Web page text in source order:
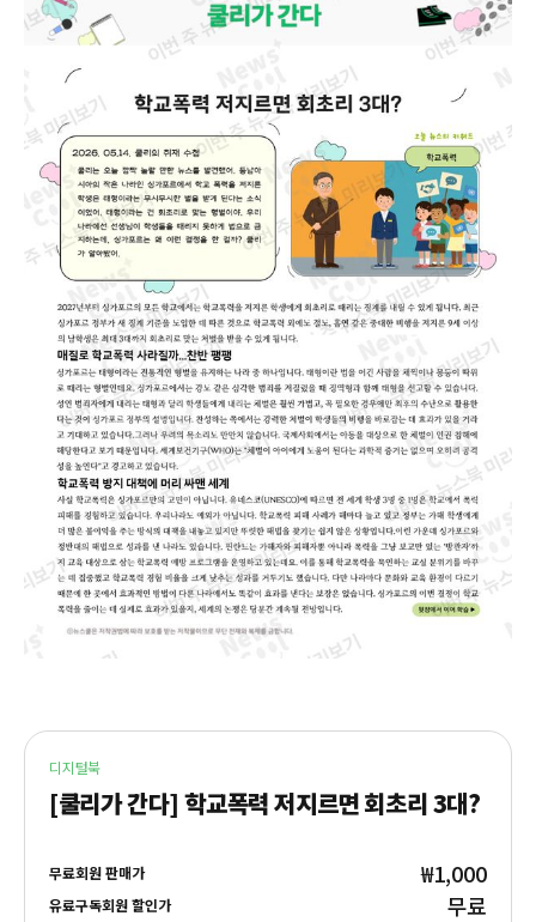
디지털북
[쿨리가 간다] 학교폭력 저지르면 회초리 3대?
무료회원 판매가 ₩1,000
유료구독회원 할인가 무료